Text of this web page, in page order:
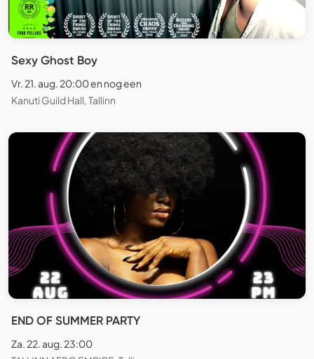
Sexy Ghost Boy
Vr. 21. aug. 20:00 en nog een
Kanuti Guild Hall, Tallinn
END OF SUMMER PARTY
Za. 22. aug. 23:00